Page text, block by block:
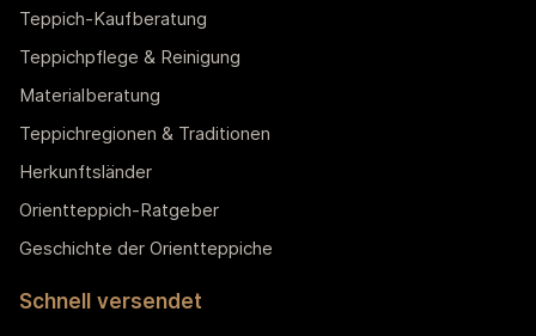
Teppich-Kaufberatung
Teppichpflege & Reinigung
Materialberatung
Teppichregionen & Traditionen
Herkunftsländer
Orientteppich-Ratgeber
Geschichte der Orientteppiche
Schnell versendet